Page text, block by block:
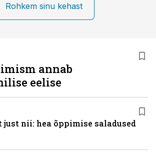
Rohkem sinu kehast
annab
eelise
just nii: hea õppimise saladused